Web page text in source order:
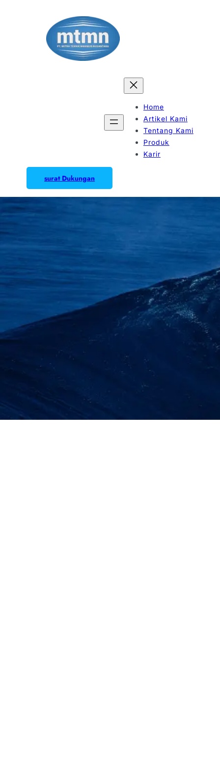
Home
Artikel Kami
Tentang Kami
Produk
Karir
surat Dukungan